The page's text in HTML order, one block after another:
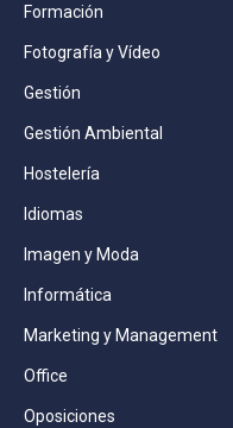
Formación
Fotografía y Vídeo
Gestión
Gestión Ambiental
Hostelería
Idiomas
Imagen y Moda
Informática
Marketing y Management
Office
Oposiciones